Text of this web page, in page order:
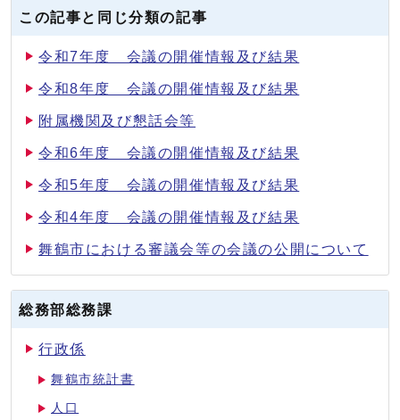
この記事と同じ分類の記事
令和7年度 会議の開催情報及び結果
令和8年度 会議の開催情報及び結果
附属機関及び懇話会等
令和6年度 会議の開催情報及び結果
令和5年度 会議の開催情報及び結果
令和4年度 会議の開催情報及び結果
舞鶴市における審議会等の会議の公開について
総務部総務課
行政係
舞鶴市統計書
人口